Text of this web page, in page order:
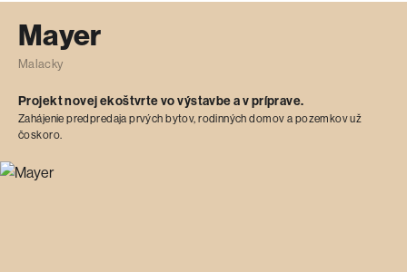
Mayer
Malacky
Projekt novej ekoštvrte vo výstavbe a v príprave.
Zahájenie predpredaja prvých bytov, rodinných domov a pozemkov už
čoskoro.